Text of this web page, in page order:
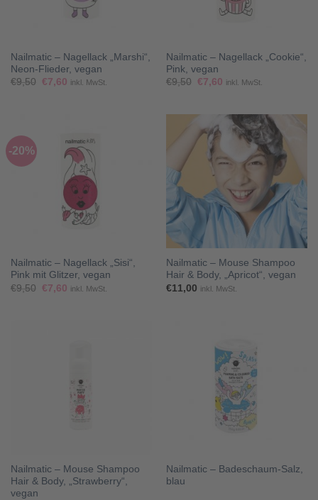
Nailmatic – Nagellack „Marshi“,
Neon-Flieder, vegan
€9,50 Ursprünglicher
€7,60Aktueller
inkl. MwSt.
Nailmatic – Nagellack „Cookie“,
Pink, vegan
€9,50 Ursprünglicher
€7,60Aktueller
inkl. MwSt.
-20%
Nailmatic – Nagellack „Sisi“,
Pink mit Glitzer, vegan
€9,50 Ursprünglicher
€7,60Aktueller
inkl. MwSt.
Nailmatic – Mouse Shampoo
Hair & Body, „Apricot“, vegan
€11,00 inkl. MwSt.
Nailmatic – Mouse Shampoo
Hair & Body, „Strawberry“,
vegan
Nailmatic – Badeschaum-Salz,
blau